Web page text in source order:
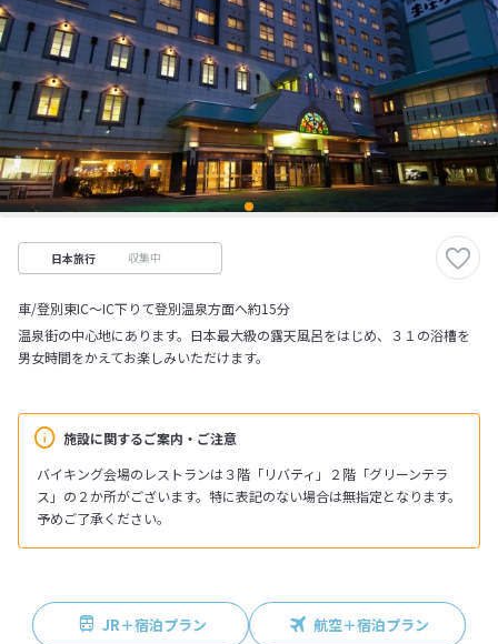
日本旅行 収集中
車/登別東IC～IC下りて登別温泉方面へ約15分
施設に関するご案内・ご注意
バイキング会場のレストランは３階「リバティ」２階「グリーンテラ
ス」の２か所がございます。特に表記のない場合は無指定となります。
予めご了承ください。
温泉街の中心地にあります。日本最大級の露天風呂をはじめ、３１の浴槽を
男女時間をかえてお楽しみいただけます。
JR＋宿泊プラン 航空＋宿泊プラン